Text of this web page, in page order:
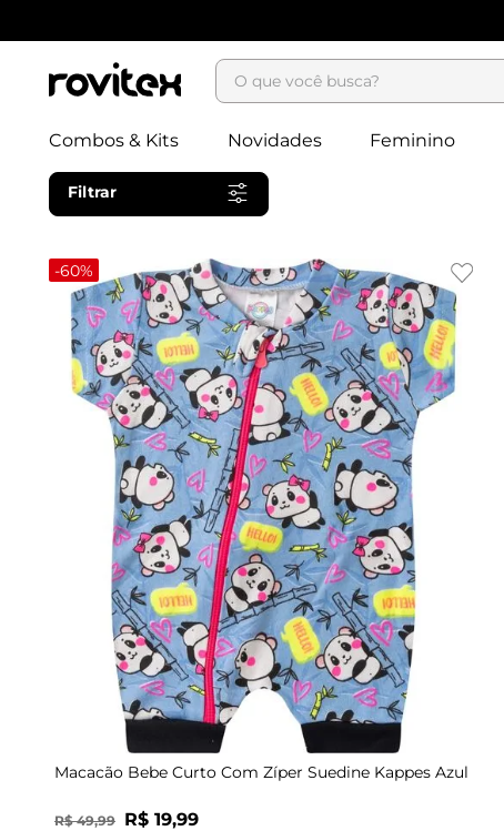
O que você busca?
Combos & Kits Novidades Feminino
Filtrar
-60%
2
Macacão Bebe Curto Com Zíper Suedine Kappes Azul
R$ 49,99 R$ 19,99